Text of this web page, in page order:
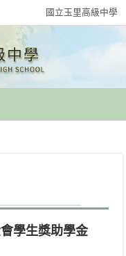
國立玉里高級中學
學生獎助學金